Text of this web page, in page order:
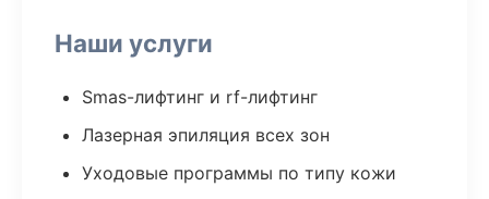
Наши услуги
Smas-лифтинг и rf-лифтинг
Лазерная эпиляция всех зон
Уходовые программы по типу кожи